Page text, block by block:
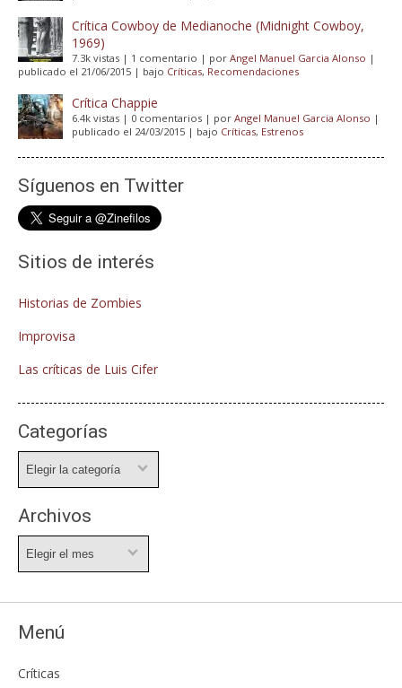
Crítica Cowboy de Medianoche (Midnight Cowboy,
1969)
7.3k vistas | 1 comentario | por Angel Manuel Garcia Alonso |
publicado el 21/06/2015 | bajo Críticas, Recomendaciones
Crítica Chappie
6.4k vistas | 0 comentarios | por Angel Manuel Garcia Alonso |
publicado el 24/03/2015 | bajo Críticas, Estrenos
Síguenos en Twitter
Sitios de interés
Historias de Zombies
Improvisa
Las críticas de Luis Cifer
Categorías
Archivos
Menú
Críticas